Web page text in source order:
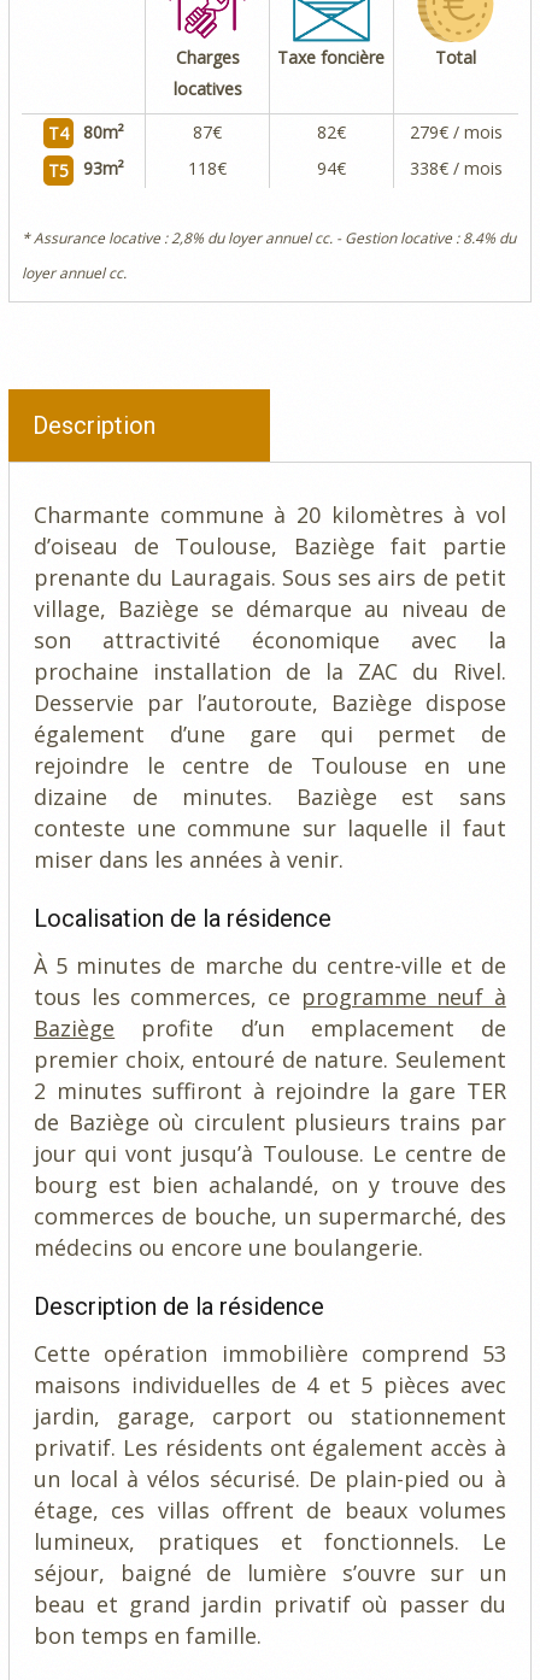
Charges
locatives
Taxe foncière Total
T4 80m² 87€ 82€
279€ / mois
T5
93m² 118€ 94€ 338€ / mois
* Assurance locative : 2,8% du loyer annuel cc. - Gestion locative : 8.4% du
loyer annuel cc.
Description
Charmante commune à 20 kilomètres à vol
d’oiseau de Toulouse, Baziège fait partie
prenante du Lauragais. Sous ses airs de petit
village, Baziège se démarque au niveau de
son attractivité économique avec la
prochaine installation de la ZAC du Rivel.
Desservie par l’autoroute, Baziège dispose
également d’une gare qui permet de
rejoindre le centre de Toulouse en une
dizaine de minutes. Baziège est sans
conteste une commune sur laquelle il faut
miser dans les années à venir.
Localisation de la résidence
À 5 minutes de marche du centre-ville et de
tous les commerces, ce programme neuf à
Baziège profite d’un emplacement de
premier choix, entouré de nature. Seulement
2 minutes suffiront à rejoindre la gare TER
de Baziège où circulent plusieurs trains par
jour qui vont jusqu’à Toulouse. Le centre de
bourg est bien achalandé, on y trouve des
commerces de bouche, un supermarché, des
médecins ou encore une boulangerie.
Description de la résidence
Cette opération immobilière comprend 53
maisons individuelles de 4 et 5 pièces avec
jardin, garage, carport ou stationnement
privatif. Les résidents ont également accès à
un local à vélos sécurisé. De plain-pied ou à
étage, ces villas offrent de beaux volumes
lumineux, pratiques et fonctionnels. Le
séjour, baigné de lumière s’ouvre sur un
beau et grand jardin privatif où passer du
bon temps en famille.